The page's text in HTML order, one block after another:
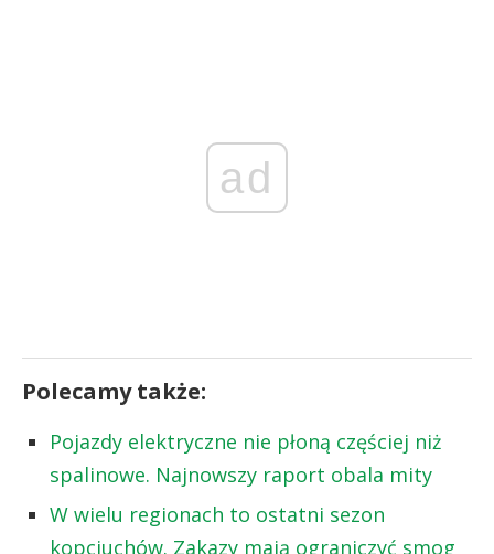
ad
Polecamy także:
Pojazdy elektryczne nie płoną częściej niż
spalinowe. Najnowszy raport obala mity
W wielu regionach to ostatni sezon
kopciuchów. Zakazy mają ograniczyć smog